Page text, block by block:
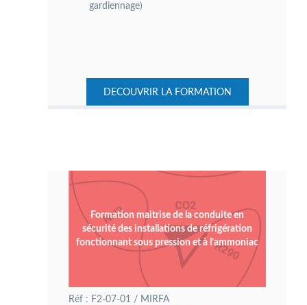
gardiennage)
DECOUVRIR LA FORMATION
Formation maitrise de la conduite en
sécurité des installations de réfrigération
fonctionnant sous pression et à l’ammoniac
Réf : F2-07-01 / MIRFA